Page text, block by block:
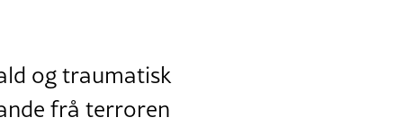
og traumatisk
frå terroren